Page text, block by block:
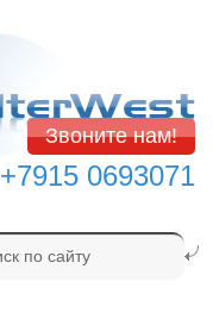
Звоните нам!
+7915 0693071